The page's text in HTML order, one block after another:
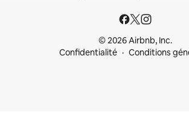
© 2026 Airbnb, Inc.
Confidentialité
Conditions